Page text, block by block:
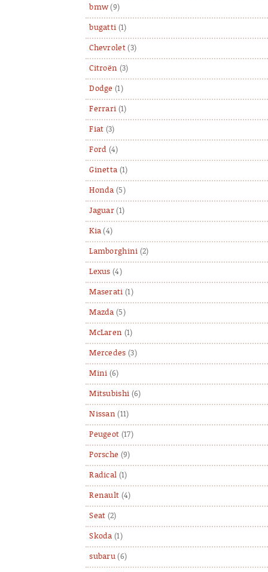
bmw (9)
bugatti (1)
Chevrolet(3)
Citroën (3)
Dodge (1)
Ferrari (1)
Fiat (3)
Ford (4)
Ginetta (1)
Honda (5)
Jaguar (1)
Kia (4)
Lamborghini (2)
Lexus (4)
Maserati (1)
Mazda (5)
McLaren (1)
Mercedes (3)
Mini (6)
Mitsubishi (6)
Nissan (11)
Peugeot (17)
Porsche (9)
Radical (1)
Renault (4)
Seat (2)
Skoda (1)
subaru (6)